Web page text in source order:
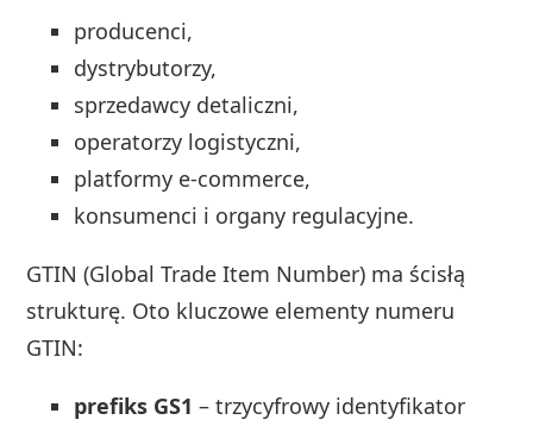
producenci,
dystrybutorzy,
sprzedawcy detaliczni,
operatorzy logistyczni,
platformy e-commerce,
konsumenci i organy regulacyjne.
GTIN (Global Trade Item Number) ma ścisłą
strukturę. Oto kluczowe elementy numeru
GTIN:
prefiks GS1 – trzycyfrowy identyfikator